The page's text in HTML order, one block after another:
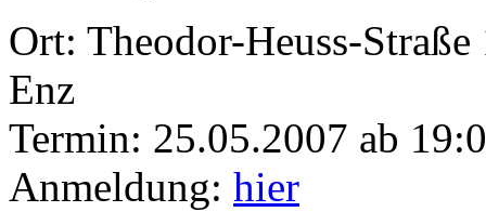
Ort: Theodor-Heuss-
Enz
Termin: 25.05.2007 ab
Anmeldung: hier